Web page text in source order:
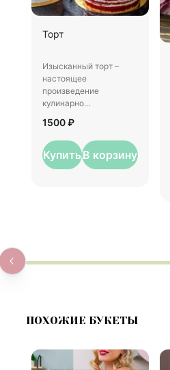
Торт
Изысканный торт –
настоящее
произведение
кулинарно...
1500 ₽
КупитьВ корзину
ПОХОЖИЕ БУКЕТЫ